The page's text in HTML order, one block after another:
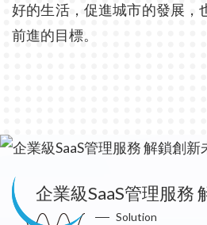
好的生活，促進城市的發展，
前進的目標。
企業級SaaS管理服務
Solution